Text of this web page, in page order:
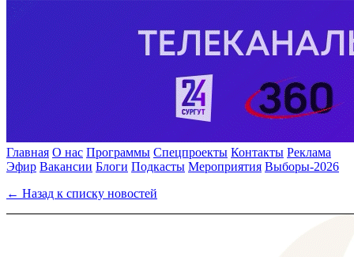
Главная О нас Программы Спецпроекты Контакты Реклама
Эфир Вакансии Блоги Подкасты Мероприятия Выборы-2026
← Назад к списку новостей